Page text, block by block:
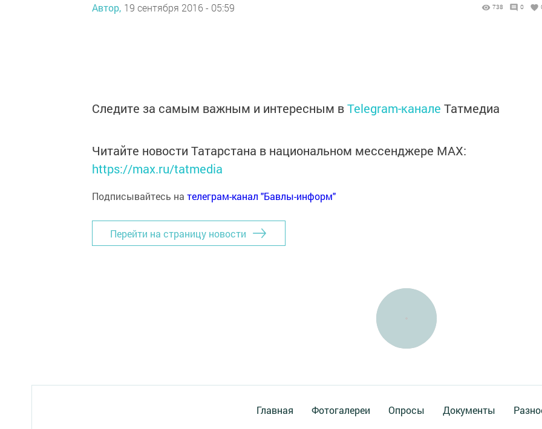
Автор, 19 сентября 2016 - 05:59 738 0
Следите за самым важным и интересным вTelegram-канале Татмедиа
Читайте новости Татарстана в национальном мессенджере MАХ:
https://max.ru/tatmedia
Подписывайтесь на телеграм-канал "Бавлы-информ"
Перейти на страницу новости
Главная Фотогалереи Опросы Документы